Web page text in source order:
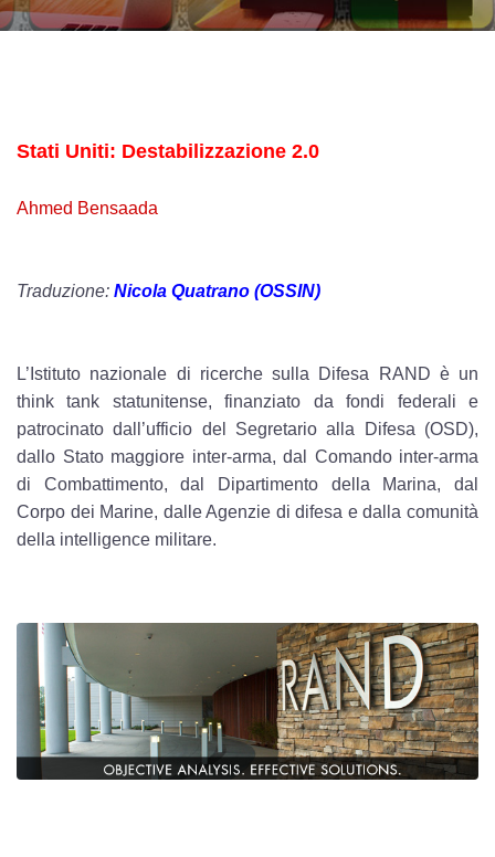
Stati Uniti: Destabilizzazione 2.0
Ahmed Bensaada
Traduzione: Nicola Quatrano (OSSIN)
L’Istituto nazionale di ricerche sulla Difesa RAND è un
think tank statunitense, finanziato da fondi federali e
patrocinato dall’ufficio del Segretario alla Difesa (OSD),
dallo Stato maggiore inter-arma, dal Comando inter-arma
di Combattimento, dal Dipartimento della Marina, dal
Corpo dei Marine, dalle Agenzie di difesa e dalla comunità
della intelligence militare.